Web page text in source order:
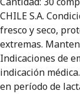
CHILE S.A.
fresco y seco,
extremas.
Indicaciones de
indicación
en período de